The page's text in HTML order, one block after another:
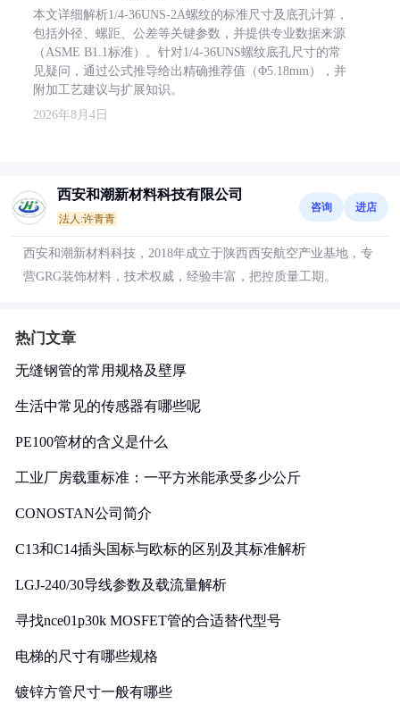
本文详细解析1/4-36UNS-2A螺纹的标准尺寸及底孔计算，
包括外径、螺距、公差等关键参数，并提供专业数据来源
（ASME B1.1标准）。针对1/4-36UNS螺纹底孔尺寸的常
见疑问，通过公式推导给出精确推荐值（Φ5.18mm），并
附加工艺建议与扩展知识。
2026年8月4日
西安和潮新材料科技有限公司
法人:许青青
咨询 进店
西安和潮新材料科技，2018年成立于陕西西安航空产业基地，专
营GRG装饰材料，技术权威，经验丰富，把控质量工期。
热门文章
无缝钢管的常用规格及壁厚
生活中常见的传感器有哪些呢
PE100管材的含义是什么
工业厂房载重标准：一平方米能承受多少公斤
CONOSTAN公司简介
C13和C14插头国标与欧标的区别及其标准解析
LGJ-240/30导线参数及载流量解析
寻找nce01p30k MOSFET管的合适替代型号
电梯的尺寸有哪些规格
镀锌方管尺寸一般有哪些